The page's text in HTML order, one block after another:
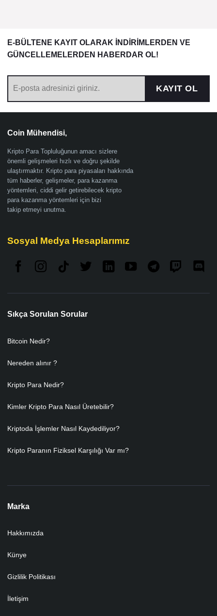
E-BÜLTENE KAYIT OLARAK İNDİRİMLERDEN VE
GÜNCELLEMELERDEN HABERDAR OL!
KAYIT OL
Coin Mühendisi,
Kripto Para Topluluğunun amacı sizlere
önemli gelişmeleri hızlı ve doğru şekilde
ulaştırmaktır. Kripto para piyasaları hakkında
tüm haberler, gelişmeler, para kazanma
yöntemleri, ciddi gelir getirebilecek kripto
para kazanma yöntemleri için bizi
takip etmeyi unutma.
Sosyal Medya Hesaplarımız
Sıkça Sorulan Sorular
Bitcoin Nedir?
Nereden alınır ?
Kripto Para Nedir?
Kimler Kripto Para Nasıl Üretebilir?
Kriptoda İşlemler Nasıl Kaydediliyor?
Kripto Paranın Fiziksel Karşılığı Var mı?
Marka
Hakkımızda
Künye
Gizlilik Politikası
İletişim